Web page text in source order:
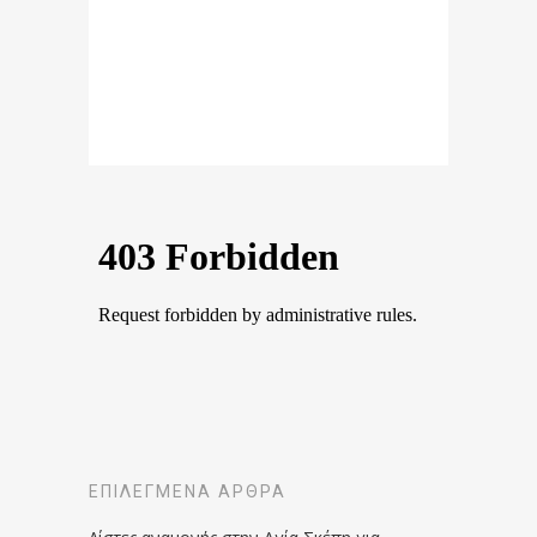
ΕΠΙΛΕΓΜΈΝΑ ΆΡΘΡΑ